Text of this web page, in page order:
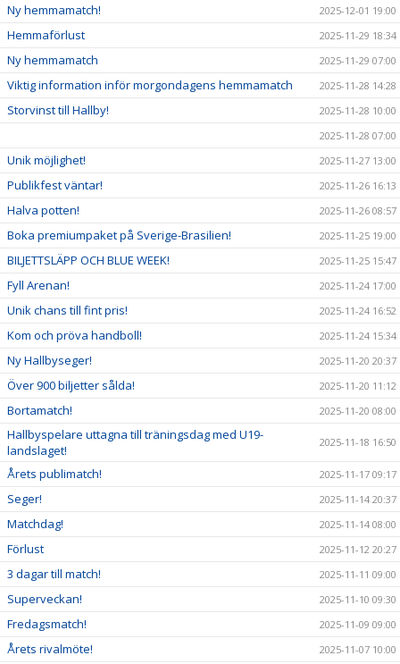
Ny hemmamatch! 2025-12-01 19:00
Hemmaförlust 2025-11-29 18:34
Ny hemmamatch 2025-11-29 07:00
Viktig information inför morgondagens hemmamatch 2025-11-28 14:28
Storvinst till Hallby!
2025-11-28 10:00
2025-11-28 07:00
Unik möjlighet! 2025-11-27 13:00
Publikfest väntar! 2025-11-26 16:13
Halva potten! 2025-11-26 08:57
Boka premiumpaket på Sverige-Brasilien! 2025-11-25 19:00
BILJETTSLÄPP OCH BLUE WEEK! 2025-11-25 15:47
Fyll Arenan! 2025-11-24 17:00
Unik chans till fint pris! 2025-11-24 16:52
Kom och pröva handboll! 2025-11-24 15:34
Ny Hallbyseger! 2025-11-20 20:37
Över 900 biljetter sålda! 2025-11-20 11:12
Bortamatch! 2025-11-20 08:00
Hallbyspelare uttagna till träningsdag med U19-
landslaget!
2025-11-18 16:50
Årets publimatch! 2025-11-17 09:17
Seger! 2025-11-14 20:37
Matchdag! 2025-11-14 08:00
Förlust 2025-11-12 20:27
3 dagar till match! 2025-11-11 09:00
Superveckan! 2025-11-10 09:30
Fredagsmatch! 2025-11-09 09:00
Årets rivalmöte! 2025-11-07 10:00